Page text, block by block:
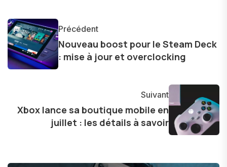
et bien d'autres gadgets technologiques. Armé
d'une curiosité insatiable, j'aime dévoiler les
dernières tendances et innovations, partageant
avec enthousiasme mes découvertes avec la
l'exploration constante des frontières de la
technologie me permet de présenter aux
lecteurs un aperçu captivant de ce que le futur
Précédent
Nouveau boost pour le Steam Deck
: mise à jour et overclocking
Suivant
Xbox lance sa boutique mobile en
juillet : les détails à savoir